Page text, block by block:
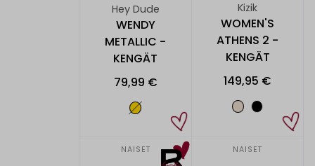
Hey Dude
WENDY
METALLIC -
KENGÄT
79,99 €
Kizik
WOMEN'S
ATHENS 2 -
KENGÄT
149,95 €
NAISET NAISET